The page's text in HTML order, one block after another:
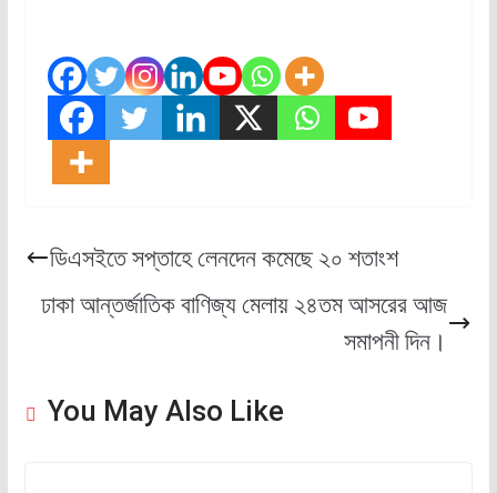
ডিএসইতে সপ্তাহে লেনদেন কমেছে ২০ শতাংশ
ঢাকা আন্তর্জাতিক বাণিজ্য মেলায় ২৪তম আসরের আজ
সমাপনী দিন।
You May Also Like